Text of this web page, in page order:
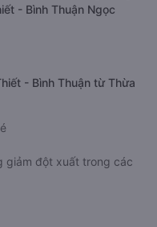
- Bình Thuận Ngọc
- Bình Thuận từ Thừa
giảm đột xuất trong các